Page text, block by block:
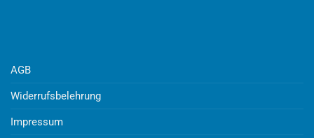
AGB
Widerrufsbelehrung
Impressum